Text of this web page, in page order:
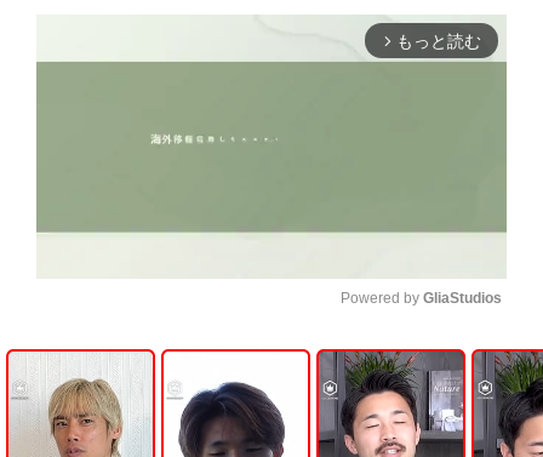
arrow_forward_ios もっと読む
U
n
m
u
t
Powered by GliaStudios